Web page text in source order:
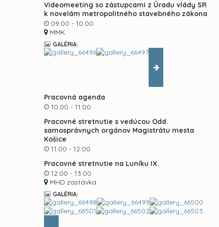
Videomeeting so zástupcami z Úradu vlády SR
k novelám metropolitného stavebného zákona
09:00 - 10:00
MMK
GALÉRIA:
Pracovná agenda
10:00 - 11:00
Pracovné stretnutie s vedúcou Odd.
samosprávnych orgánov Magistrátu mesta
Košice
11:00 - 12:00
Pracovné stretnutie na Luníku IX.
12:00 - 13:00
MHD zastávka
GALÉRIA: